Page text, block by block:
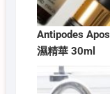
Antipodes
濕精華 30ml